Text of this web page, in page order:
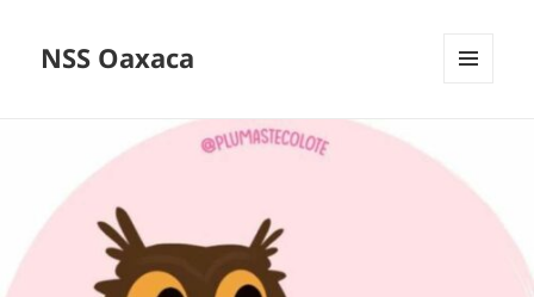
NSS Oaxaca